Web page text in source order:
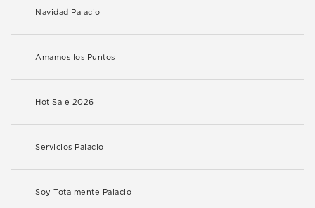
Navidad Palacio
Amamos los Puntos
Hot Sale 2026
Servicios Palacio
Soy Totalmente Palacio